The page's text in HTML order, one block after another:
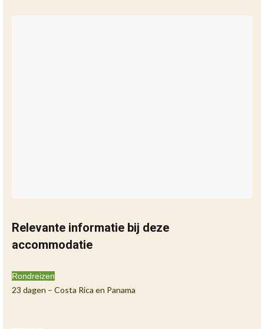
Relevante informatie bij deze
accommodatie
Rondreizen
23 dagen – Costa Rica en Panama